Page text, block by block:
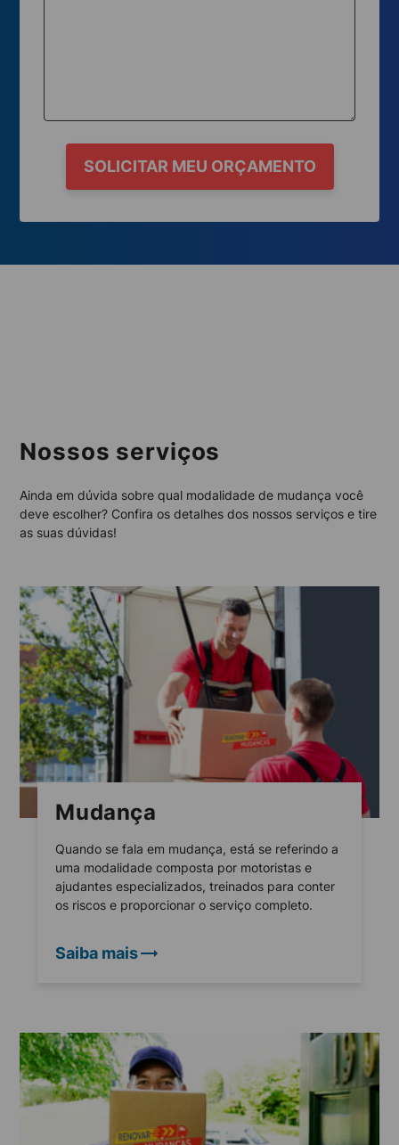
SOLICITAR MEU ORÇAMENTO
Nossos serviços
Ainda em dúvida sobre qual modalidade de mudança você
deve escolher? Confira os detalhes dos nossos serviços e tire
as suas dúvidas!
Mudança
Quando se fala em mudança, está se referindo a
uma modalidade composta por motoristas e
ajudantes especializados, treinados para conter
os riscos e proporcionar o serviço completo.
Saiba mais